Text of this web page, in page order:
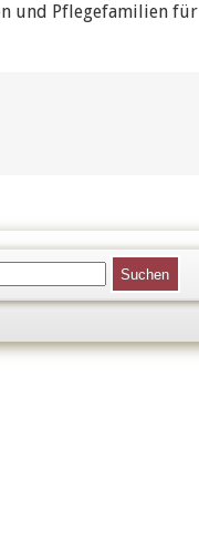
und Pflegefamilien für